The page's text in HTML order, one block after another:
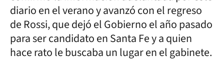
diario en el verano y avanzó con el regreso
de Rossi, que dejó el Gobierno el año pasado
para ser candidato en Santa Fe y a quien
hace rato le buscaba un lugar en el gabinete.